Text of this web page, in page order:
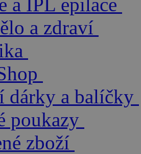
a zdraví
dárky a balíčky
poukazy
zboží